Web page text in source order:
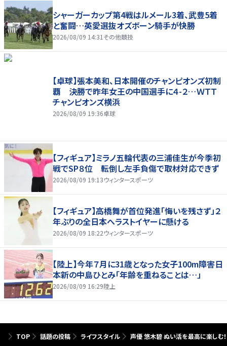
シャーガーカップ第4戦はルメール3着、武豊5着
と奮闘…英愛選抜オズボーン騎手が快勝
2026/08/09 14:31 その他競技
【卓球】張本美和、日本開催のチャンピオンズ初制
覇 決勝で昨年女王の中国選手に４-２…ＷＴＴ
チャンピオンズ横浜
2026/08/09 19:36卓球
【フィギュア】ミラノ五輪代表の三浦佳生が今季初
戦でSP８位 転倒し左手負傷で取材対応できず
2026/08/09 19:13ウィンタースポーツ
【フィギュア】高橋舞が首位発進「悔いを残さず」２
年ぶりの全日本へラストイヤーに懸ける
2026/08/09 18:22ウィンタースポーツ
【陸上】今年７月に31歳となった女子100m障害日
本新の中島ひとみ「年齢を重ねることは…」
2026/08/09 16:29陸上
TOP 話題の投稿 ライフスタイル 声優 悠木碧 ぬい活を最高に楽しむ！